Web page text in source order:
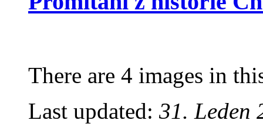
There are 4 images in
Last updated: 31. Leden